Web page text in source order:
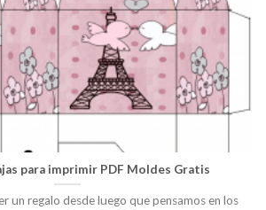
para imprimir PDF Moldes Gratis
un regalo desde luego que pensamos en los